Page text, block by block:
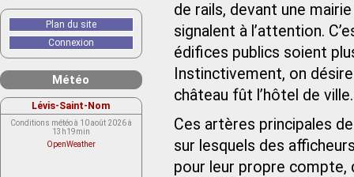
de rails, devant une
signalent à l’attention.
édifices publics soient
Instinctivement, on
château fût l’hôtel de ville.
Ces artères principales
sur lesquels des
pour leur propre compte,
Plan du site
Connexion
Météo
Lévis-Saint-Nom
Conditions météo à 10 août 2026 à
13h19min
OpenWeather